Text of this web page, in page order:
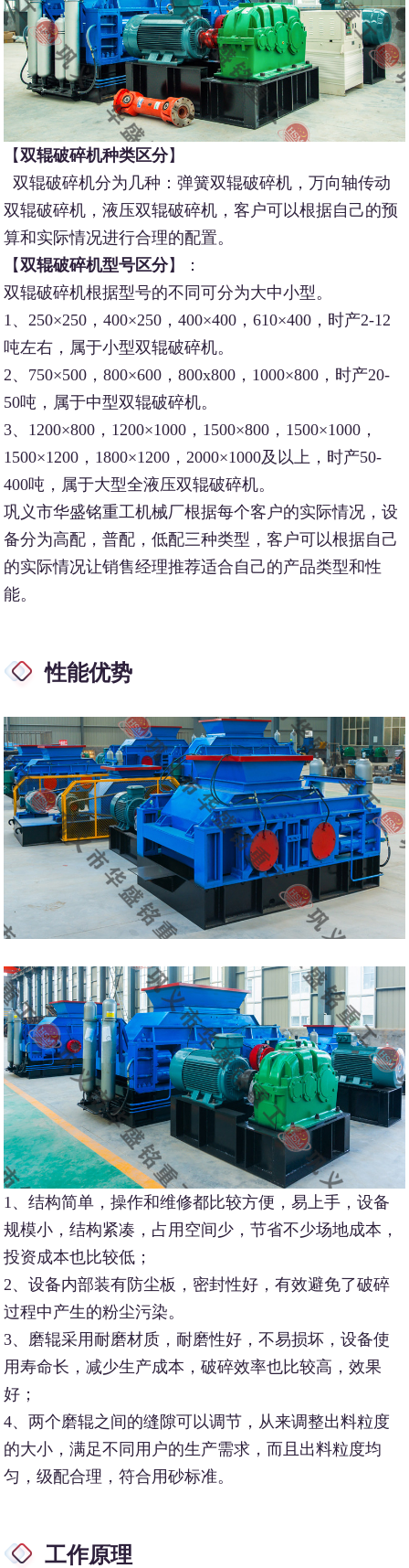
【双辊破碎机种类区分】
双辊破碎机分为几种：弹簧双辊破碎机，万向轴传动
双辊破碎机，液压双辊破碎机，客户可以根据自己的预
算和实际情况进行合理的配置。
【双辊破碎机型号区分】：
双辊破碎机根据型号的不同可分为大中小型。
1、250×250，400×250，400×400，610×400，时产2-12
吨左右，属于小型双辊破碎机。
2、750×500，800×600，800x800，1000×800，时产20-
50吨，属于中型双辊破碎机。
3、1200×800，1200×1000，1500×800，1500×1000，
1500×1200，1800×1200，2000×1000及以上，时产50-
400吨，属于大型全液压双辊破碎机。
巩义市华盛铭重工机械厂根据每个客户的实际情况，设
备分为高配，普配，低配三种类型，客户可以根据自己
的实际情况让销售经理推荐适合自己的产品类型和性
能。
性能优势
1、结构简单，操作和维修都比较方便，易上手，设备
规模小，结构紧凑，占用空间少，节省不少场地成本，
投资成本也比较低；
2、设备内部装有防尘板，密封性好，有效避免了破碎
过程中产生的粉尘污染。
3、磨辊采用耐磨材质，耐磨性好，不易损坏，设备使
用寿命长，减少生产成本，破碎效率也比较高，效果
好；
4、两个磨辊之间的缝隙可以调节，从来调整出料粒度
的大小，满足不同用户的生产需求，而且出料粒度均
匀，级配合理，符合用砂标准。
工作原理